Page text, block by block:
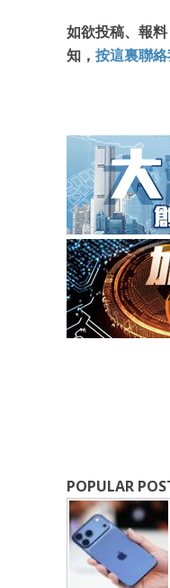
如欲投稿、報
知， 按這裏聯絡
POPULAR